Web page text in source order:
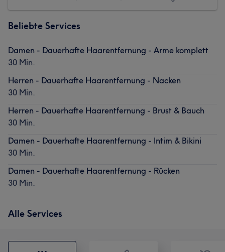
Beliebte Services
Damen - Dauerhafte Haarentfernung - Arme komplett
30 Min.
Herren - Dauerhafte Haarentfernung - Nacken
30 Min.
Herren - Dauerhafte Haarentfernung - Brust & Bauch
30 Min.
Damen - Dauerhafte Haarentfernung - Intim & Bikini
30 Min.
Damen - Dauerhafte Haarentfernung - Rücken
30 Min.
Alle Services